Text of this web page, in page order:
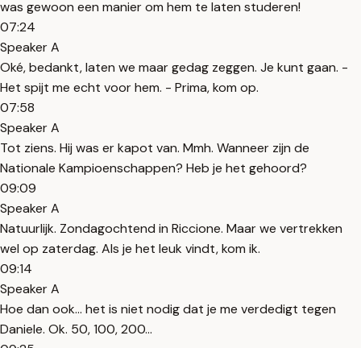
was gewoon een manier om hem te laten studeren!
07:24
Speaker A
Oké, bedankt, laten we maar gedag zeggen. Je kunt gaan. -
Het spijt me echt voor hem. - Prima, kom op.
07:58
Speaker A
Tot ziens. Hij was er kapot van. Mmh. Wanneer zijn de
Nationale Kampioenschappen? Heb je het gehoord?
09:09
Speaker A
Natuurlijk. Zondagochtend in Riccione. Maar we vertrekken
wel op zaterdag. Als je het leuk vindt, kom ik.
09:14
Speaker A
Hoe dan ook... het is niet nodig dat je me verdedigt tegen
Daniele. Ok. 50, 100, 200...